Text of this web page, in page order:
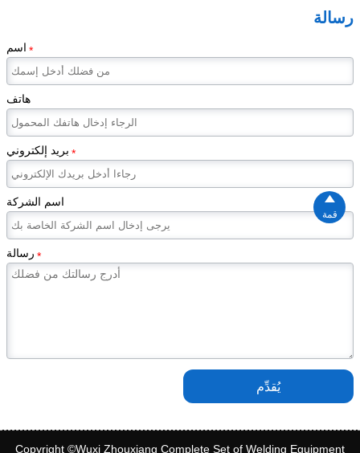
رسالة
اسم *
هاتف
بريد إلكتروني *
اسم الشركة
رسالة *
يُقدِّم
Copyright ©Wuxi Zhouxiang Complete Set of Welding Equipment

قمة